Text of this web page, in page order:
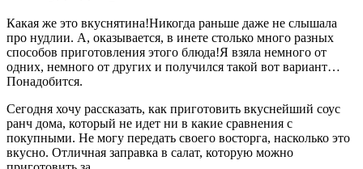
Какая же это вкуснятина!Никогда раньше даже не слышала
про нудлии. А, оказывается, в инете столько много разных
способов приготовления этого блюда!Я взяла немного от
одних, немного от других и получился такой вот вариант…
Понадобится.
Сегодня хочу рассказать, как приготовить вкуснейший соус
ранч дома, который не идет ни в какие сравнения с
покупными. Не могу передать своего восторга, насколько это
вкусно. Отличная заправка в салат, которую можно